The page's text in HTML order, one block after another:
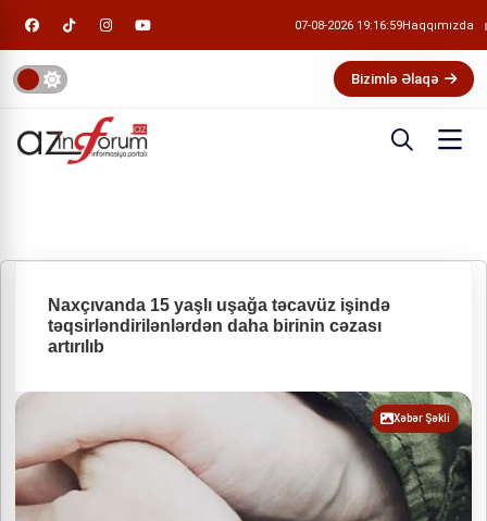
07-08-2026 19:17:00Haqqımızda
Bizimlə Əlaqə
Naxçıvanda 15 yaşlı uşağa təcavüz işində
təqsirləndirilənlərdən daha birinin cəzası
artırılıb
Xəbər Şəkli